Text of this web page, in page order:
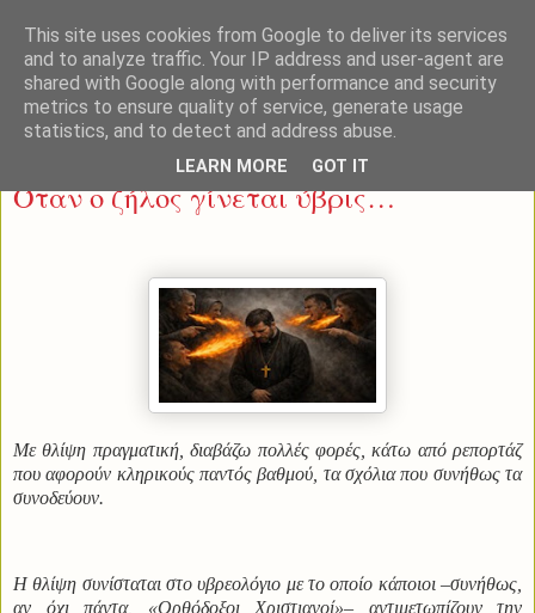
Κυριακή 25 Ιανουαρίου 2026
Όταν ο ζήλος γίνεται ύβρις…
Με θλίψη πραγματική, διαβάζω πολλές φορές, κάτω από ρεπορτάζ
που αφορούν κληρικούς παντός βαθμού, τα σχόλια που συνήθως τα
συνοδεύουν.
Η θλίψη συνίσταται στο υβρεολόγιο με το οποίο κάποιοι –συνήθως,
αν όχι πάντα, «Ορθόδοξοι Χριστιανοί»– αντιμετωπίζουν την
This site uses cookies from Google to deliver its services
and to analyze traffic. Your IP address and user-agent are
shared with Google along with performance and security
metrics to ensure quality of service, generate usage
statistics, and to detect and address abuse.
LEARN MORE GOT IT